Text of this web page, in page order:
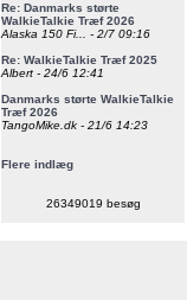
Re: Danmarks størte
WalkieTalkie Træf 2026
Alaska 150 Fi... - 2/7 09:16
Re: WalkieTalkie Træf 2025
Albert - 24/6 12:41
Danmarks størte WalkieTalkie
Træf 2026
TangoMike.dk - 21/6 14:23
Flere indlæg
26349019 besøg